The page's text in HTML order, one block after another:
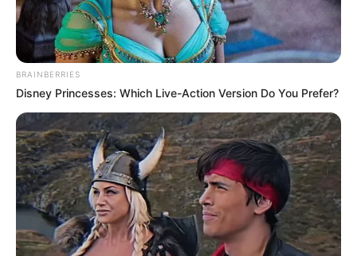
BRAINBERRIES
Disney Princesses: Which Live-Action Version Do You Prefer?